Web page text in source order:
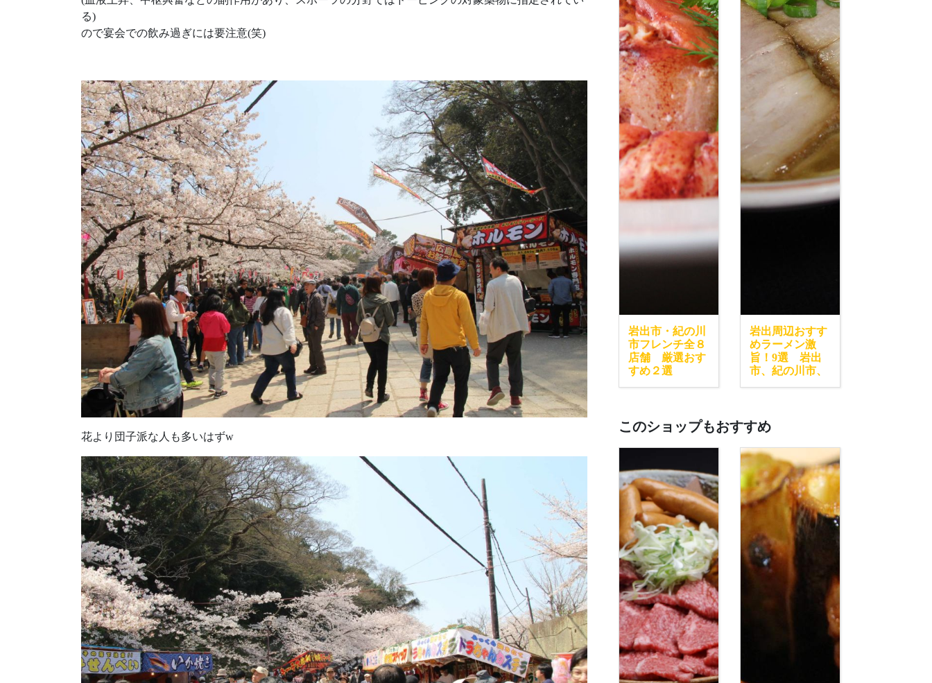
る)
ので宴会での飲み過ぎには要注意(笑)
花より団子派な人も多いはずw
岩出市・紀の川
市フレンチ全８
店舗 厳選おす
すめ２選
岩出周辺おすす
めラーメン激
旨！9選 岩出
市、紀の川市、
このショップもおすすめ